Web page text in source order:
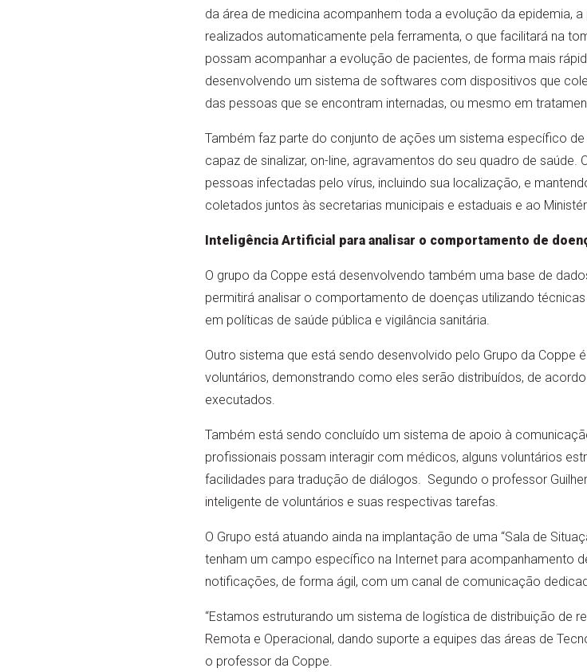
da área de medicina acompanhem toda a evolução da epidemia,
realizados automaticamente pela ferramenta, o que facilitará na
possam acompanhar a evolução de pacientes, de forma mais
desenvolvendo um sistema de softwares com dispositivos que
das pessoas que se encontram internadas, ou mesmo em
Também faz parte do conjunto de ações um sistema específico
capaz de sinalizar, on-line, agravamentos do seu quadro de
pessoas infectadas pelo vírus, incluindo sua localização, e
coletados juntos às secretarias municipais e estaduais e ao
Inteligência Artificial para analisar o comportamento de
O grupo da Coppe está desenvolvendo também uma base de
permitirá analisar o comportamento de doenças utilizando
em políticas de saúde pública e vigilância sanitária.
Outro sistema que está sendo desenvolvido pelo Grupo da Coppe
voluntários, demonstrando como eles serão distribuídos, de
executados.
Também está sendo concluído um sistema de apoio à
profissionais possam interagir com médicos, alguns voluntários
facilidades para tradução de diálogos. Segundo o professor
inteligente de voluntários e suas respectivas tarefas.
O Grupo está atuando ainda na implantação de uma “Sala de
tenham um campo específico na Internet para acompanhamento
notificações, de forma ágil, com um canal de comunicação
“Estamos estruturando um sistema de logística de distribuição de
Remota e Operacional, dando suporte a equipes das áreas de
o professor da Coppe.